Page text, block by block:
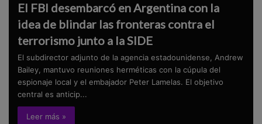
El FBI desembarcó en Argentina con la
idea de blindar las fronteras contra el
terrorismo junto a la SIDE
El subdirector adjunto de la agencia estadounidense, Andrew
Bailey, mantuvo reuniones herméticas con la cúpula del
espionaje local y el embajador Peter Lamelas. El objetivo
central es anticip...
Leer más »